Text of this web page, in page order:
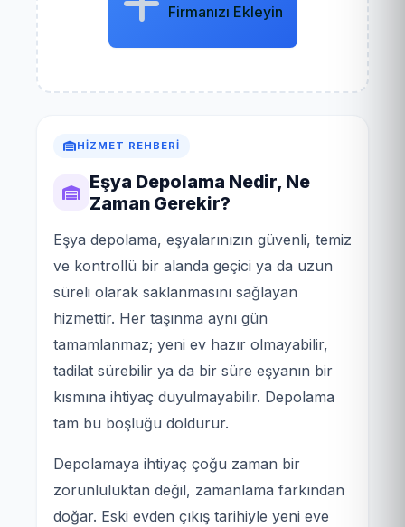
Firmanızı Ekleyin
HIZMET REHBERI
Eşya Depolama Nedir, Ne
Zaman Gerekir?
Eşya depolama, eşyalarınızın güvenli, temiz
ve kontrollü bir alanda geçici ya da uzun
süreli olarak saklanmasını sağlayan
hizmettir. Her taşınma aynı gün
tamamlanmaz; yeni ev hazır olmayabilir,
tadilat sürebilir ya da bir süre eşyanın bir
kısmına ihtiyaç duyulmayabilir. Depolama
tam bu boşluğu doldurur.
Depolamaya ihtiyaç çoğu zaman bir
zorunluluktan değil, zamanlama farkından
doğar. Eski evden çıkış tarihiyle yeni eve